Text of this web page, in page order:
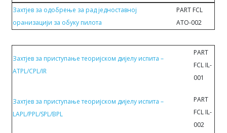
Захтјев за одобрењe за рад једноставној
оранизацији за обуку пилотa
PART FCL
АТО-002
Захтјев за приступање теоријском дијелу испита –
ATPL/CPL/IR
PART
FCL IL-
001
Захтјев за приступање теоријском дијелу испита –
LAPL/PPL/SPL/BPL
PART
FCL IL-
002